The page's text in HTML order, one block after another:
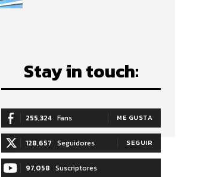
Stay in touch:
255,324 Fans ME GUSTA
128,657 Seguidores SEGUIR
97,058 Suscriptores